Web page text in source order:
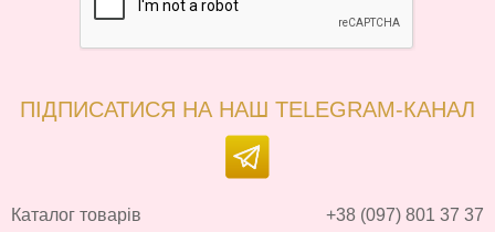
ПІДПИСАТИСЯ НА НАШ TELEGRAM-КАНАЛ
Каталог товарів +38 (097) 801 37 37